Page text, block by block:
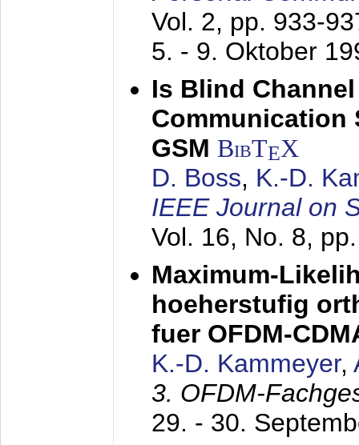
Vol. 2, pp. 933-
5. - 9. Oktober
Is Blind
Communication
GSM BibTEX
D. Boss, K.-D.
IEEE Journal on
Vol. 16, No. 8,
Maximum-
hoeherstufig
fuer OFDM-
K.-D. Kammeyer,
3. OFDM-
29. - 30.